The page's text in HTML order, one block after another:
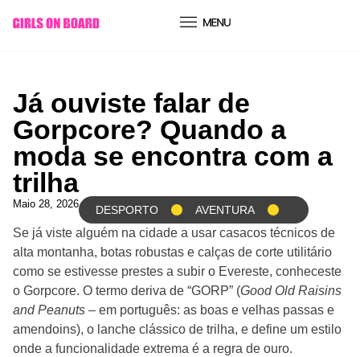
conteúdo
Já ouviste falar de
Gorpcore? Quando a
moda se encontra com a
trilha
Maio 28, 2026 DESPORTO AVENTURA
Se já viste alguém na cidade a usar casacos técnicos de
alta montanha, botas robustas e calças de corte utilitário
como se estivesse prestes a subir o Evereste, conheceste
o Gorpcore. O termo deriva de “GORP” (Good Old Raisins
and Peanuts – em português: as boas e velhas passas e
amendoins), o lanche clássico de trilha, e define um estilo
onde a funcionalidade extrema é a regra de ouro.